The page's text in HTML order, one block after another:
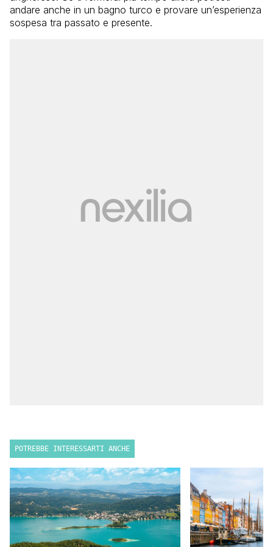
andare anche in un bagno turco e provare un’esperienza
sospesa tra passato e presente.
POTREBBE INTERESSARTI ANCHE